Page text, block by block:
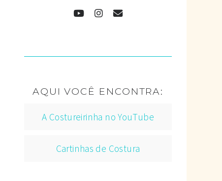
AQUI VOCÊ ENCONTRA:
A Costureirinha no YouTube
Cartinhas de Costura